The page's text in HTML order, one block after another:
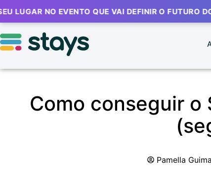
QUE VAI DEFINIR O FUTURO DO STR 🔥
Como conseguir
Pamella